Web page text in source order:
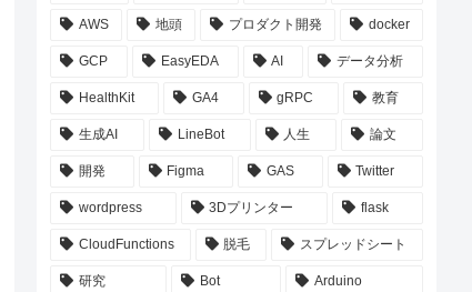
AWS 地頭 プロダクト開発 docker
GCP EasyEDA AI データ分析
HealthKit GA4 gRPC 教育
生成AI LineBot 人生 論文
開発 Figma GAS Twitter
wordpress 3Dプリンター flask
CloudFunctions 脱毛 スプレッドシート
研究 Bot Arduino